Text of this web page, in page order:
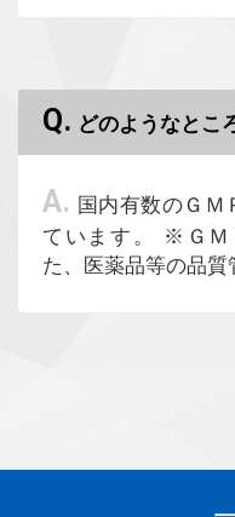
Q. どのようなとこ
A. 国内有数のＧＭ
ています。 ※ＧＭ
た、医薬品等の品質